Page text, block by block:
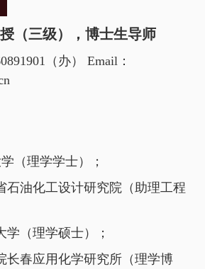
（三级），博士生导师
（办） Email：
（理学学士）；
石油化工设计研究院（助理工程
学（理学硕士）；
长春应用化学研究所（理学博